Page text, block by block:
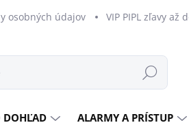
osobných údajov VIP PIPL zľavy až
Hľadať
DOHĽAD ALARMY A PRÍSTUP